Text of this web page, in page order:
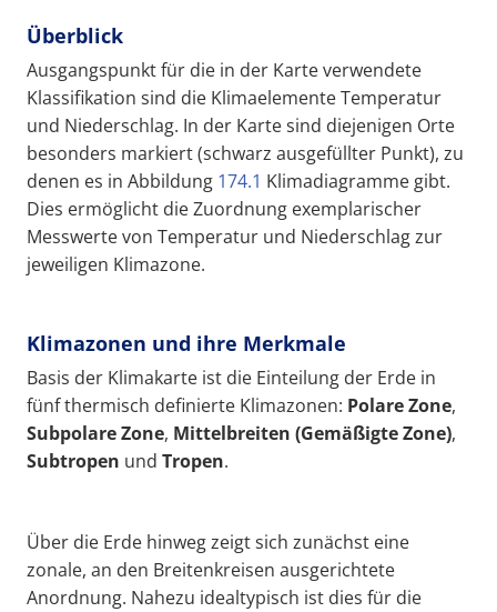
Überblick
Ausgangspunkt für die in der Karte verwendete
Klassifikation sind die Klimaelemente Temperatur
und Niederschlag. In der Karte sind diejenigen Orte
besonders markiert (schwarz ausgefüllter Punkt), zu
denen es in Abbildung 174.1 Klimadiagramme gibt.
Dies ermöglicht die Zuordnung exemplarischer
Messwerte von Temperatur und Niederschlag zur
jeweiligen Klimazone.
Klimazonen und ihre Merkmale
Basis der Klimakarte ist die Einteilung der Erde in
fünf thermisch definierte Klimazonen: Polare Zone,
Subpolare Zone, Mittelbreiten (Gemäßigte Zone),
Subtropen und Tropen.
Über die Erde hinweg zeigt sich zunächst eine
zonale, an den Breitenkreisen ausgerichtete
Anordnung. Nahezu idealtypisch ist dies für die